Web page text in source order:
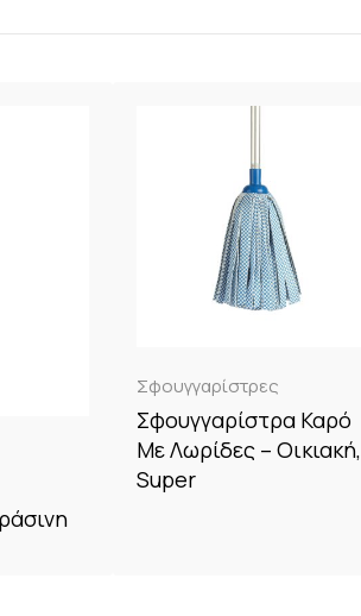
Σφουγγαρίστρες
Σφουγγαρίστρα Καρό
Με Λωρίδες – Οικιακή,
Super